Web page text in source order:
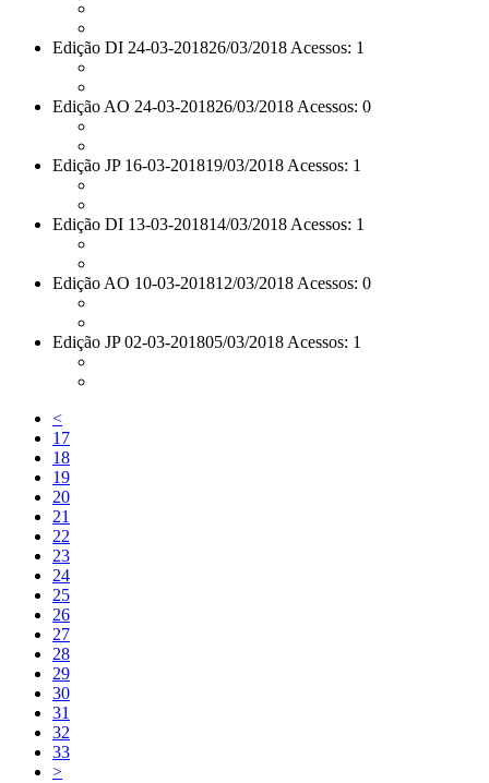
Edição DI 24-03-201826/03/2018 Acessos: 1
Edição AO 24-03-201826/03/2018 Acessos: 0
Edição JP 16-03-201819/03/2018 Acessos: 1
Edição DI 13-03-201814/03/2018 Acessos: 1
Edição AO 10-03-201812/03/2018 Acessos: 0
Edição JP 02-03-201805/03/2018 Acessos: 1
<
17
18
19
20
21
22
23
24
25
26
27
28
29
30
31
32
33
>